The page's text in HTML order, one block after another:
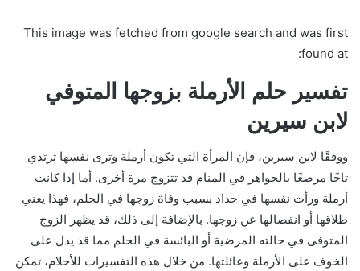
This image was fetched from google search and was first
found at:
تفسير حلم الأرملة بزوجها المتوفي
لابن سيرين
ووفقًا لابن سيرين، فإن المرأة التي تكون أرملة وترى نفسها ترتدي
تاجًا مرصعًا بالجواهر في المنام قد تتزوج مرة أخرى. أما إذا كانت
أرملة ورأت نفسها في حداد بسبب وفاة زوجها في الحلم، فهذا يعني
طلاقها أو انفصالها عن زوجها. بالإضافة إلى ذلك، قد يظهر الزوج
المتوفى في حالته المرضية أو البائسة في الحلم مما قد يدل على
الخوف على الأرملة وعائلتها. من خلال هذه التفسيرات للأحلام، تمكن